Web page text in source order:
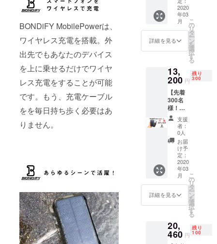
BONDiFY MobilePowerは、
ワイヤレス充電を搭載。外
出先でもあなたのデバイス
を上に乗せるだけでワイヤ
レス充電をすることが可能
です。もう、充電ケーブル
をを毎日持ち歩く必要はあ
りません。
す。
OFF
5775円
引き)
10725
円(税
ケージ
内容：
・
BONDi
FY
MobileP
ower モ
バイル
バッテ
リー×１
・日本
語マ
ニュア
ル × 1
MicroU
SBケー
ブル × 1
ベルト
× 1 ・製
末まで
にお届
け予定
です。
【先着
300台限
定リ
ン】 一
般販売
予定価
格
16,500
円(税
込、送
料無料)
↓ お得
割特別
価格
（30%
OFF
4,950円
引き)
11,550
円(税
ケージ
内容：
・
2020
年03
月
詳細を見る
こ
の
リ
タ
ー
ン
を
選
択
す
る
13,
200 円
残り
300
【先着
300名
様！】
早割特
別価
格
20％OF
年03月
末まで
にお届
け予定
です。
【先着
300セッ
ト限定
ン】 一
般販売
予定価
支援
者：
0人
お届
け予
定：
2020
年03
月
詳細を見る
こ
の
リ
タ
ー
ン
を
選
択
す
る
20,
460 円
残り
100